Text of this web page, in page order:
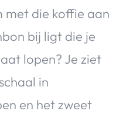
met die koffie aan
bij ligt die je
lopen? Je ziet
in
en het zweet